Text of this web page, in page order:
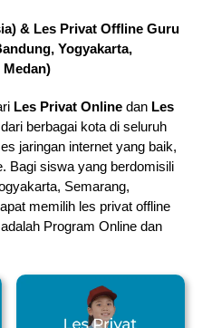
& Les Privat Offline Guru
Yogyakarta,
Medan)
Les Privat Online dan Les
berbagai kota di seluruh
jaringan internet yang baik,
Bagi siswa yang berdomisili
Semarang,
memilih les privat offline
Program Online dan